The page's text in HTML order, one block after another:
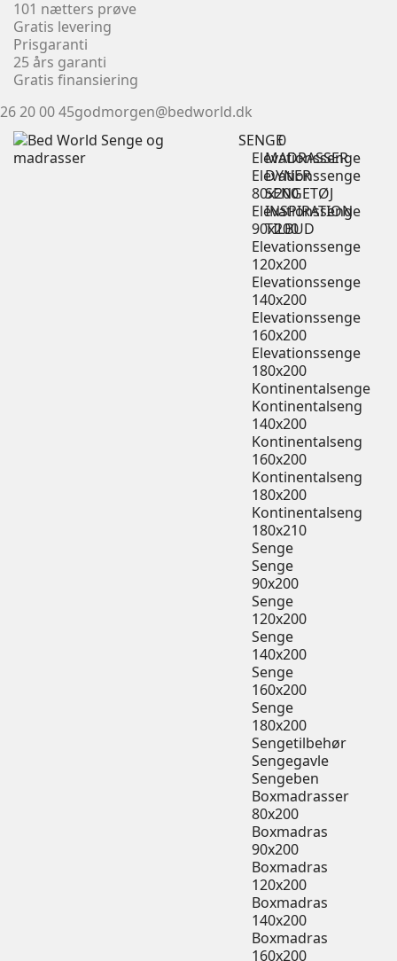
101 nætters prøve
Gratis levering
Prisgaranti
25 års garanti
Gratis finansiering
26 20 00 45godmorgen@bedworld.dk
SENGE
Elevationssenge
Elevationssenge
80x200
Elevationssenge
90x200
Elevationssenge
120x200
Elevationssenge
140x200
Elevationssenge
160x200
Elevationssenge
180x200
Kontinentalsenge
Kontinentalseng
140x200
Kontinentalseng
160x200
Kontinentalseng
180x200
Kontinentalseng
180x210
Senge
Senge
90x200
Senge
120x200
Senge
140x200
Senge
160x200
Senge
180x200
Sengetilbehør
Sengegavle
Sengeben
MADRASSER
Boxmadrasser
80x200
Boxmadras
90x200
Boxmadras
120x200
Boxmadras
140x200
Boxmadras
160x200
DYNER
SENGETØJ
INSPIRATION
TILBUD
0